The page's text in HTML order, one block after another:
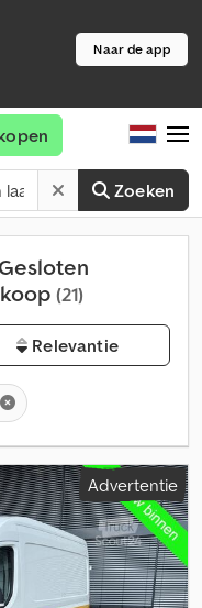
Naar de app
Zoeken
(21)
Relevantie
Advertentie